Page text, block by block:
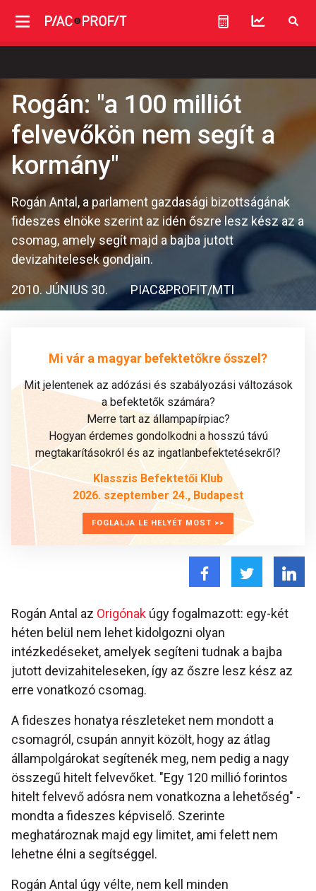
Rogán: "a 100 milliót
felvevőkön nem segít a
kormány"
Rogán Antal, a parlament gazdasági bizottságának
fideszes elnöke szerint az idén őszre lesz kész az a
csomag, amely segít majd a bajba jutott
devizahitelesek gondjain.
2010. JÚNIUS 30. PIAC&PROFIT/MTI
Mi vár a magyar befektetőkre ősszel?
Mit jelentenek az adózási és szabályozási változások
a befektetők számára?
Merre tart az állampapírpiac?
Hogyan érdemes gondolkodni a hosszú távú
megtakarításokról és az ingatlanbefektetésekről?
Klasszis Befektetői Klub
2026. szeptember 24., Budapest
FOGLALJA LE HELYÉT MOST >>
Rogán Antal az Origónak úgy fogalmazott: egy-két
héten belül nem lehet kidolgozni olyan
intézkedéseket, amelyek segíteni tudnak a bajba
jutott devizahiteleseken, így az őszre lesz kész az
erre vonatkozó csomag.
A fideszes honatya részleteket nem mondott a
csomagról, csupán annyit közölt, hogy az átlag
állampolgárokat segítenék meg, nem pedig a nagy
összegű hitelt felvevőket. "Egy 120 millió forintos
hitelt felvevő adósra nem vonatkozna a lehetőség" -
mondta a fideszes képviselő. Szerinte
meghatároznak majd egy limitet, ami felett nem
lehetne élni a segítséggel.
Rogán Antal úgy vélte, nem kell minden